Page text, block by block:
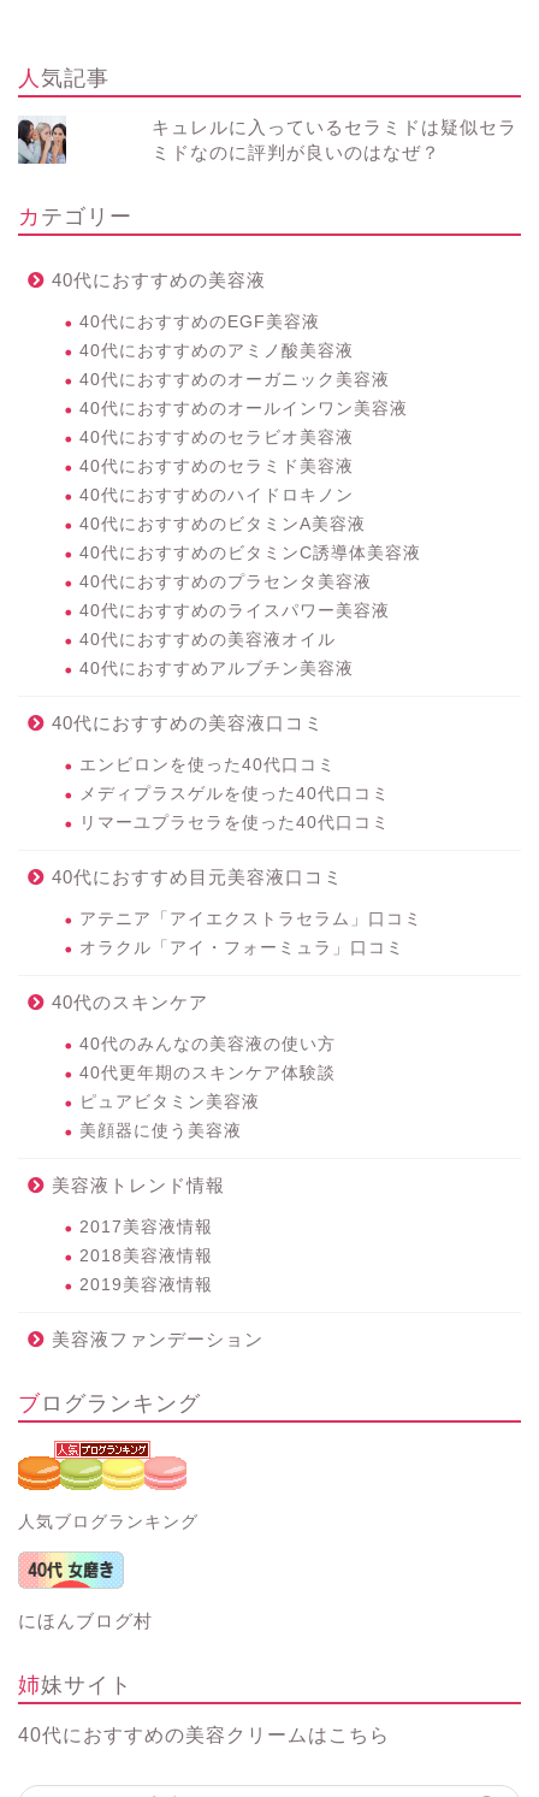
人気記事
キュレルに入っているセラミドは疑似セラ
ミドなのに評判が良いのはなぜ？
カテゴリー
40代におすすめの美容液
40代におすすめのEGF美容液
40代におすすめのアミノ酸美容液
40代におすすめのオーガニック美容液
40代におすすめのオールインワン美容液
40代におすすめのセラビオ美容液
40代におすすめのセラミド美容液
40代におすすめのハイドロキノン
40代におすすめのビタミンA美容液
40代におすすめのビタミンC誘導体美容液
40代におすすめのプラセンタ美容液
40代におすすめのライスパワー美容液
40代におすすめの美容液オイル
40代におすすめアルブチン美容液
40代におすすめの美容液口コミ
エンビロンを使った40代口コミ
メディプラスゲルを使った40代口コミ
リマーユプラセラを使った40代口コミ
40代におすすめ目元美容液口コミ
アテニア「アイエクストラセラム」口コミ
オラクル「アイ・フォーミュラ」口コミ
40代のスキンケア
40代のみんなの美容液の使い方
40代更年期のスキンケア体験談
ピュアビタミン美容液
美顔器に使う美容液
美容液トレンド情報
2017美容液情報
2018美容液情報
2019美容液情報
美容液ファンデーション
ブログランキング
人気ブログランキング
にほんブログ村
姉妹サイト
40代におすすめの美容クリーム はこちら